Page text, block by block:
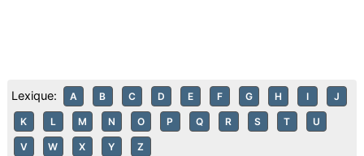
Lexique: A B C D E F G H I J
K L M N O P Q R S T U
V W X Y Z